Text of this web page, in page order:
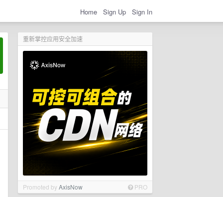
Home Sign Up Sign In
重新掌控应用安全加速
Promoted byAxisNow PRO